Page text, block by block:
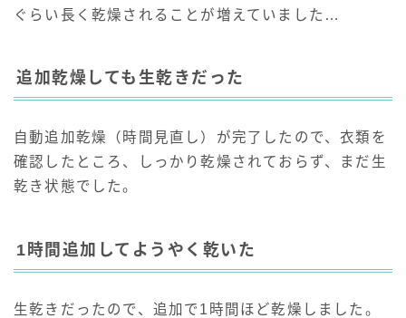
ぐらい長く乾燥されることが増えていました…
追加乾燥しても生乾きだった
自動追加乾燥（時間見直し）が完了したので、衣類を
確認したところ、しっかり乾燥されておらず、まだ生
乾き状態でした。
1時間追加してようやく乾いた
生乾きだったので、追加で1時間ほど乾燥しました。